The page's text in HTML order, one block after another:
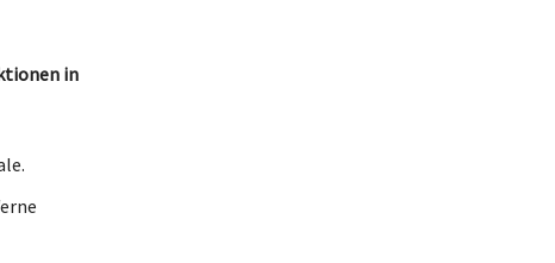
in